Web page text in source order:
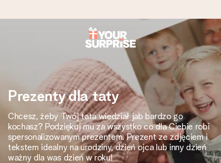
Wysyłka w 1 dzień roboczy
Tworzymy Twój prezent z troską i wysyłamy go w mgnieniu
oka – dzięki czemu możesz go dać dokładnie we
właściwym momencie, kiedy ma to największe znaczenie
4,7 (na podstawie +15 000 opinii)
Nasze prezenty inspirują. Klienci oceniają nas na 4,7 w
Google Reviews.
Prezenty dla taty
Chcesz, żeby Twój tata wiedział jab bardzo go
kochasz? Podziękuj mu za wszystko co dla Ciebie robi
spersonalizowanym prezentem. Prezent ze zdjęciem i
tekstem idealny na urodziny, dzień ojca lub inny dzień
ważny dla was dzień w roku!